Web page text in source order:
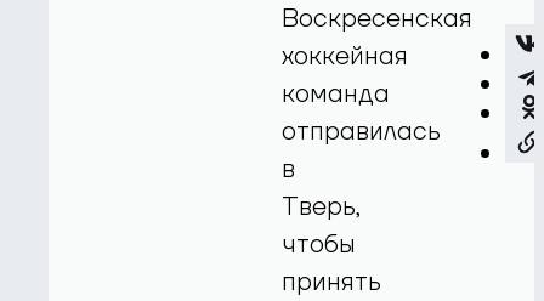
Воскресенская
хоккейная
команда
отправилась
в
Тверь,
чтобы
принять